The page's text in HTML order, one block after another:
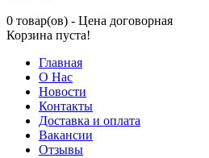
0 товар(ов) - Цена договорная
Корзина пуста!
Главная
О Нас
Новости
Контакты
Доставка и оплата
Вакансии
Отзывы